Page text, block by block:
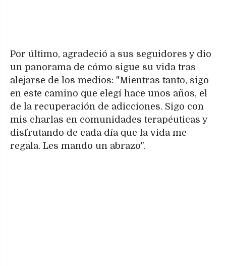
Por último, agradeció a sus seguidores y dio
un panorama de cómo sigue su vida tras
alejarse de los medios: "Mientras tanto, sigo
en este camino que elegí hace unos años, el
de la recuperación de adicciones. Sigo con
mis charlas en comunidades terapéuticas y
disfrutando de cada día que la vida me
regala. Les mando un abrazo".